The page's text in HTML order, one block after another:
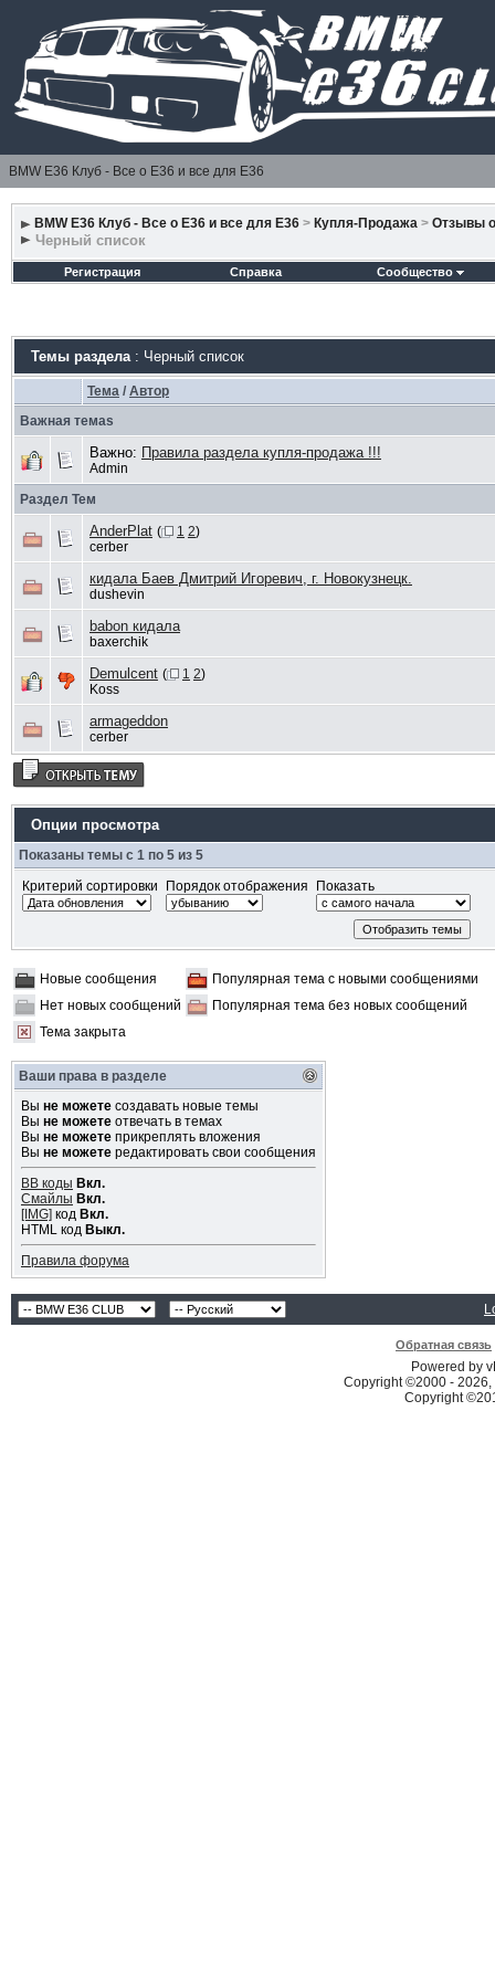
BMW E36 Клуб - Все о Е36 и все для Е36
BMW E36 Клуб - Все о Е36 и все для Е36 > Купля-Продажа > Отзывы
Черный список
Регистрация Справка Сообщество
Темы раздела: Черный список
Тема/ Автор
Важная темаs
Важно: Правила раздела купля-продажа !!!
Admin
Раздел Тем
AnderPlat ( 1 2)
cerber
кидала Баев Дмитрий Игоревич, г. Новокузнецк.
dushevin
babon кидала
baxerchik
Demulcent ( 1 2)
Koss
armageddon
cerber
Опции просмотра
Показаны темы с 1 по 5 из 5
Критерий сортировки
Порядок отображения Показать
Новые сообщения
Популярная тема с новыми сообщениями
Нет новых сообщений
Популярная тема без новых сообщений
Тема закрыта
Ваши права в разделе
Вы не можетесоздавать новые темы
Вы не можетеотвечать в темах
Вы не можетеприкреплять вложения
Вы не можетередактировать свои сообщения
BB коды Вкл.
Смайлы Вкл.
[IMG] код Вкл.
HTML код Выкл.
Правила форума
Обратная связь
Powered by
Copyright ©2000 -
Copyright